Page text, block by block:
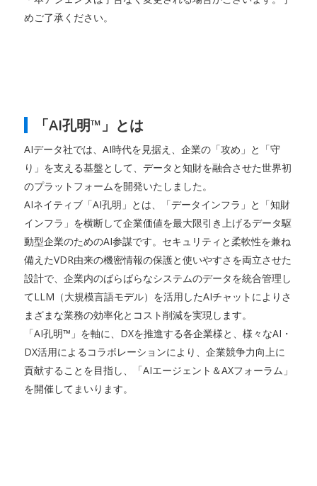
めご了承ください。
「AI孔明™」とは
AIデータ社では、AI時代を見据え、企業の「攻め」と「守
り」を支える基盤として、データと知財を融合させた世界初
のプラットフォームを開発いたしました。
AIネイティブ「AI孔明」とは、「データインフラ」と「知財
インフラ」を横断して企業価値を最大限引き上げるデータ駆
動型企業のためのAI参謀です。セキュリティと柔軟性を兼ね
備えたVDR由来の機密情報の保護と使いやすさを両立させた
設計で、企業内のばらばらなシステムのデータを統合管理し
てLLM（大規模言語モデル）を活用したAIチャットによりさ
まざまな業務の効率化とコスト削減を実現します。
「AI孔明™」を軸に、DXを推進する各企業様と、様々なAI・
DX活用によるコラボレーションにより、企業競争力向上に
貢献することを目指し、「AIエージェント＆AXフォーラム」
を開催してまいります。